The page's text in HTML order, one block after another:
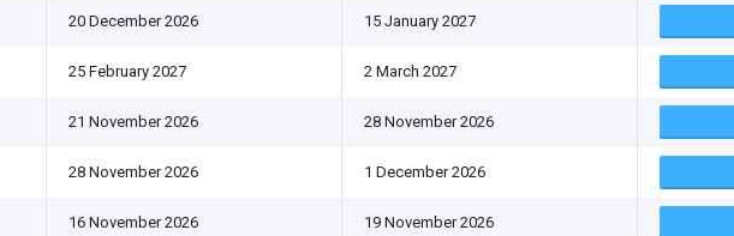
20 December 2026 15 January 2027
25 February 2027 2 March 2027
21 November 2026 28 November 2026
28 November 2026 1 December 2026
16 November 2026 19 November 2026